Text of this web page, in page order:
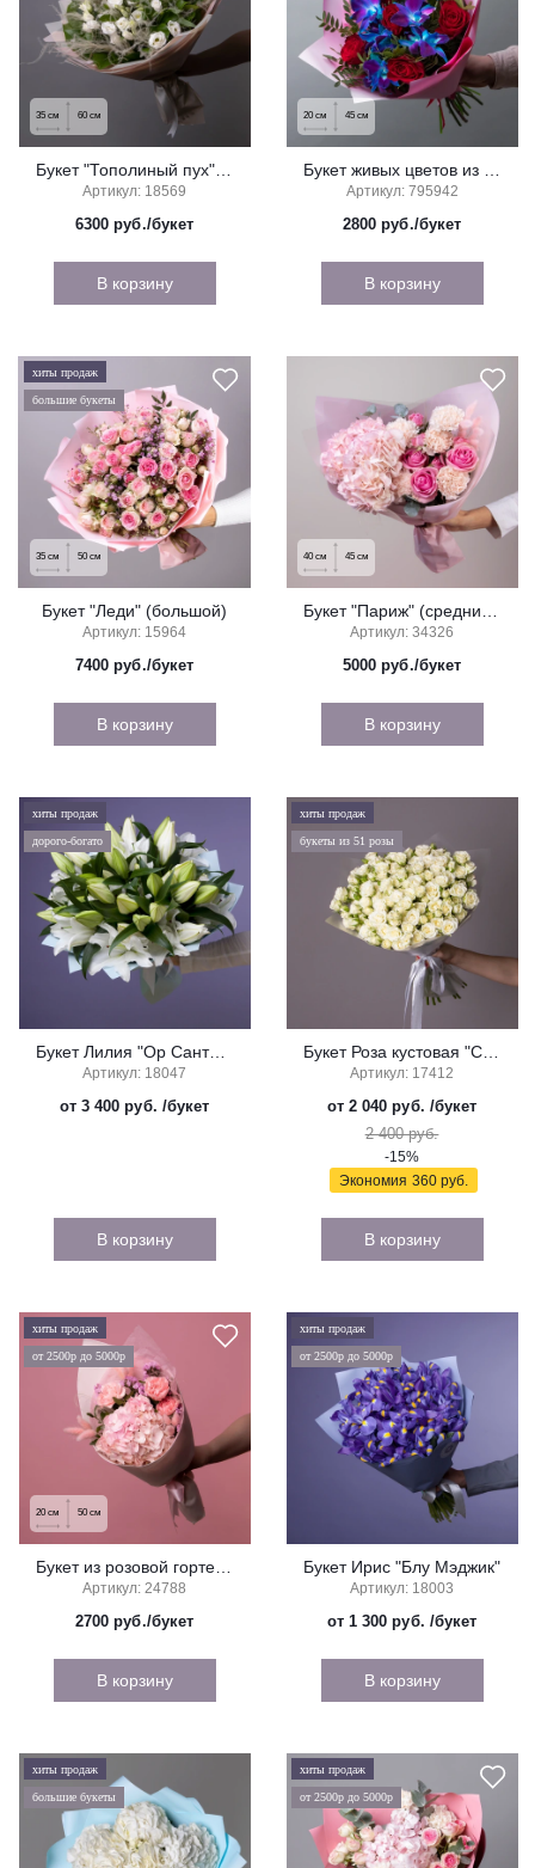
35 см 60 см
Артикул: 18569
6300 руб./букет
В корзину
20 см 45 см
Артикул: 795942
2800 руб./букет
В корзину
хиты продаж
большие букеты
35 см 50 см
Букет "Леди" (большой)
Артикул: 15964
7400 руб./букет
В корзину
40 см 45 см
Артикул: 34326
5000 руб./букет
В корзину
хиты продаж
дорого-богато
Букет Лилия "Ор Сантандер"
Артикул: 18047
от 3 400 руб. /букет
В корзину
хиты продаж
букеты из 51 розы
Артикул: 17412
от 2 040 руб. /букет
2 400 руб.
-15%
Экономия 360 руб.
В корзину
хиты продаж
от 2500р до 5000р
20 см 50 см
Артикул: 24788
2700 руб./букет
В корзину
хиты продаж
от 2500р до 5000р
Букет Ирис "Блу Мэджик"
Артикул: 18003
от 1 300 руб. /букет
В корзину
хиты продаж
большие букеты
хиты продаж
от 2500р до 5000р